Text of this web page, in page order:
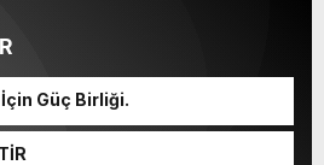
Güç Birliği.